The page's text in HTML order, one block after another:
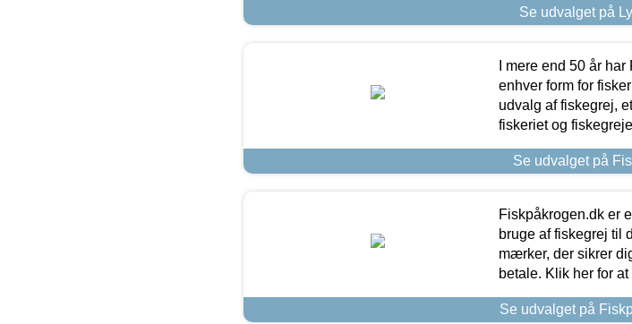
Se udvalget på
I mere end 50 år
enhver form for
udvalg af fiskegrej,
fiskeriet og
Se udvalget på
Fiskpåkrogen.dk er
bruge af fiskegrej til
mærker, der sikrer
betale. Klik her for
Se udvalget på